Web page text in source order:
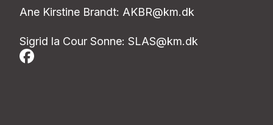
Ane Kirstine Brandt: AKBR@km.dk
Sigrid la Cour Sonne: SLAS@km.dk